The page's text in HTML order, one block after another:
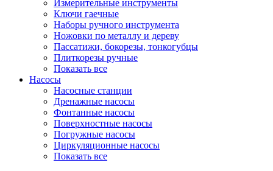
Измерительные инструменты
Ключи гаечные
Наборы ручного инструмента
Ножовки по металлу и дереву
Пассатижи, бокорезы, тонкогубцы
Плиткорезы ручные
Показать все
Насосы
Насосные станции
Дренажные насосы
Фонтанные насосы
Поверхностные насосы
Погружные насосы
Циркуляционные насосы
Показать все